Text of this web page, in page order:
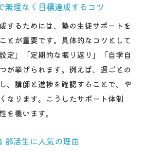
無理なく目標達成するコツ
するためには、塾の生徒サポートを
とが重要です。具体的なコツとして
定」「定期的な振り返り」「自学自
が挙げられます。例えば、週ごとの
、講師と進捗を確認することで、や
なります。こうしたサポート体制
を養います。
部活生に人気の理由